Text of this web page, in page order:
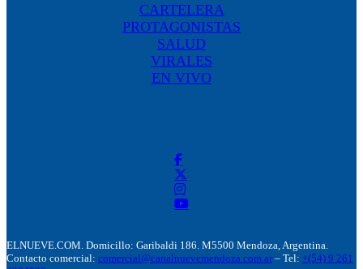
CARTELERA
PROTAGONISTAS
SALUD
VIRALES
EN VIVO
ELNUEVE.COM. Domicillo: Garibaldi 186. M5500 Mendoza, Argentina.
Contacto comercial: comercial@canalnuevemendoza.com.ar – Tel: +(54) 9 261